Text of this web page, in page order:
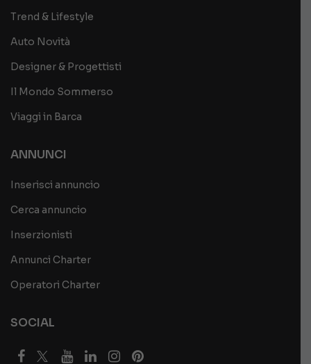
Trend & Lifestyle
Auto Novità
Designer & Progettisti
Il Mondo Sommerso
Viaggi in Barca
ANNUNCI
Inserisci annuncio
Cerca annuncio
Inserzionisti
Annunci Charter
Operatori Charter
SOCIAL